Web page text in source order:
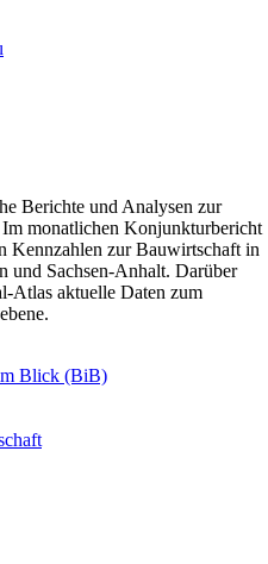
Berichte und Analysen zur
monatlichen Konjunkturbericht
Kennzahlen zur Bauwirtschaft in
und Sachsen-Anhalt. Darüber
Atlas aktuelle Daten zum
Blick (BiB)